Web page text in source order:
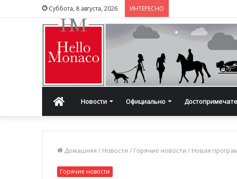
Суббота, 8 августа, 2026 ИНТЕРЕСНО
ГлавнаяНовости Официально
Домашняя / Новости / Горячие новости / Новая
Горячие новости